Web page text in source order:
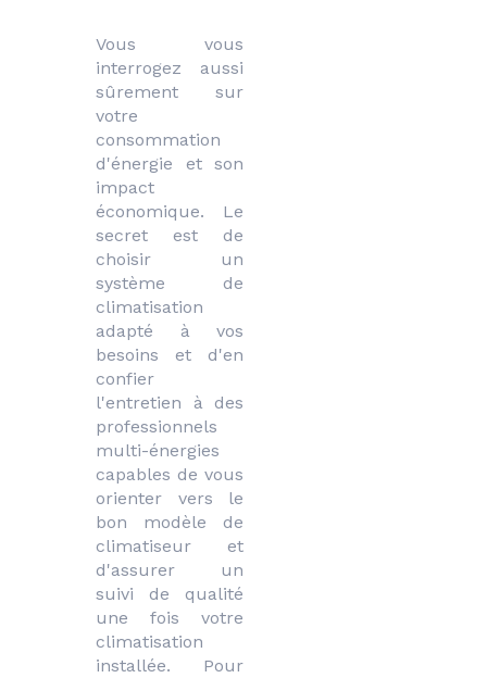
Vous vous
interrogez aussi
sûrement sur
votre
consommation
d'énergie et son
impact
économique. Le
secret est de
choisir un
système de
climatisation
adapté à vos
besoins et d'en
confier
l'entretien à des
professionnels
multi-énergies
capables de vous
orienter vers le
bon modèle de
climatiseur et
d'assurer un
suivi de qualité
une fois votre
climatisation
installée. Pour